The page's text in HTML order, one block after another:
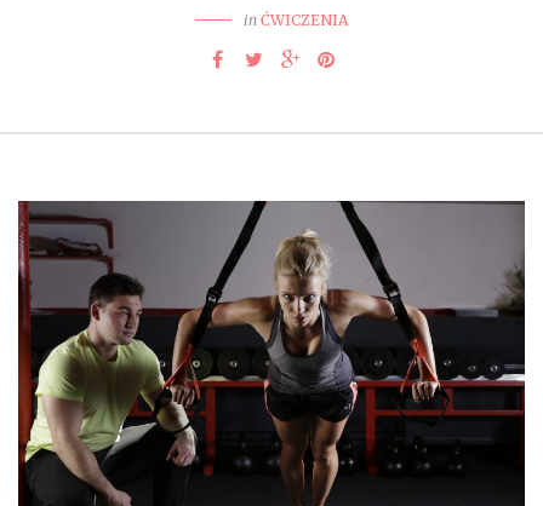
in ĆWICZENIA